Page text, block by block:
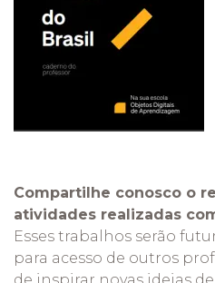
Compartilhe conosco o
atividades realizadas
Esses trabalhos serão
para acesso de outros
de inspirar novas ideias